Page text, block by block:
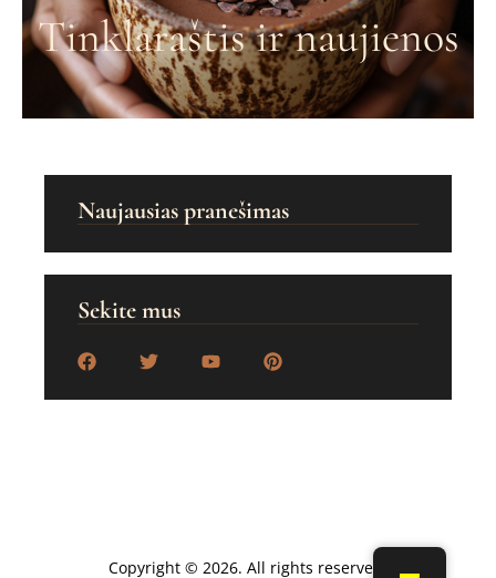
Tinklaraštis ir naujienos
Naujausias pranešimas
Sekite mus
Copyright © 2026. All rights reserved.